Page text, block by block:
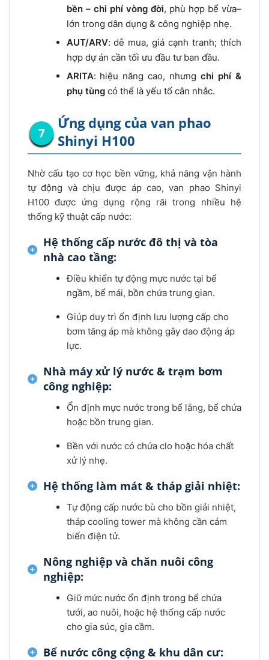
bền – chi phí vòng đời, phù hợp bể vừa–
lớn trong dân dụng & công nghiệp nhẹ.
AUT/ARV: dễ mua, giá cạnh tranh; thích
hợp dự án cần tối ưu đầu tư ban đầu.
ARITA: hiệu năng cao, nhưngchi phí &
phụ tùngcó thể là yếu tố cân nhắc.
Ứng dụng của van phao
Shinyi H100
Nhờ cấu tạo cơ học bền vững, khả năng vận hành
tự động và chịu được áp cao, van phao Shinyi
H100 được ứng dụng rộng rãi trong nhiều hệ
thống kỹ thuật cấp nước:
Hệ thống cấp nước đô thị và tòa
nhà cao tầng:
Điều khiển tự động mực nước tại bể
ngầm, bể mái, bồn chứa trung gian.
Giúp duy trì ổn định lưu lượng cấp cho
bơm tăng áp mà không gây dao động áp
lực.
Nhà máy xử lý nước & trạm bơm
công nghiệp:
Ổn định mực nước trong bể lắng, bể chứa
hoặc bồn trung gian.
Bền với nước có chứa clo hoặc hóa chất
xử lý nhẹ.
Hệ thống làm mát & tháp giải nhiệt:
Tự động cấp nước bù cho bồn giải nhiệt,
tháp cooling tower mà không cần cảm
biến điện tử.
Nông nghiệp và chăn nuôi công
nghiệp:
Giữ mức nước ổn định trong bể chứa
tưới, ao nuôi, hoặc hệ thống cấp nước
cho gia súc, gia cầm.
Bể nước công cộng & khu dân cư: